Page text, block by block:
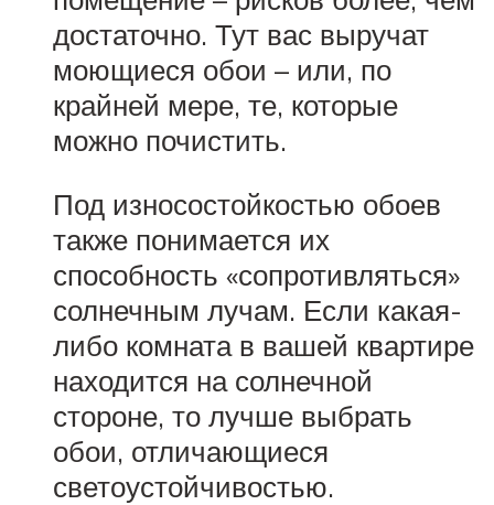
достаточно. Тут вас выручат
моющиеся обои – или, по
крайней мере, те, которые
можно почистить.
Под износостойкостью обоев
также понимается их
способность «сопротивляться»
солнечным лучам. Если какая-
либо комната в вашей квартире
находится на солнечной
стороне, то лучше выбрать
обои, отличающиеся
светоустойчивостью.